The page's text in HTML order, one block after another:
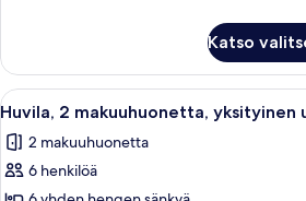
makuuhuonetta,
yksityinen
uima-
Katso
Avaa
kaikki
huonetyypin
Huvila,
9
Huvila, 2 makuuhuonetta, yksityinen
2 makuuhuonetta
6 henkilöä